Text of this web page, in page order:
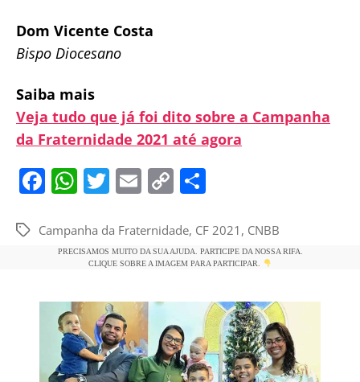
Dom Vicente Costa
Bispo Diocesano
Saiba mais
Veja tudo que já foi dito sobre a Campanha
da Fraternidade 2021 até agora
F
c
e
o
o
k
W
at
s
p
p
T
itt
er
E
ai
l
C
p
y
n
k
ar
e
TagsCampanha da Fraternidade, CF 2021 , CNBB
PRECISAMOS MUITO DA SUA AJUDA. PARTICIPE DA NOSSA RIFA.
CLIQUE SOBRE A IMAGEM PARA PARTICIPAR.